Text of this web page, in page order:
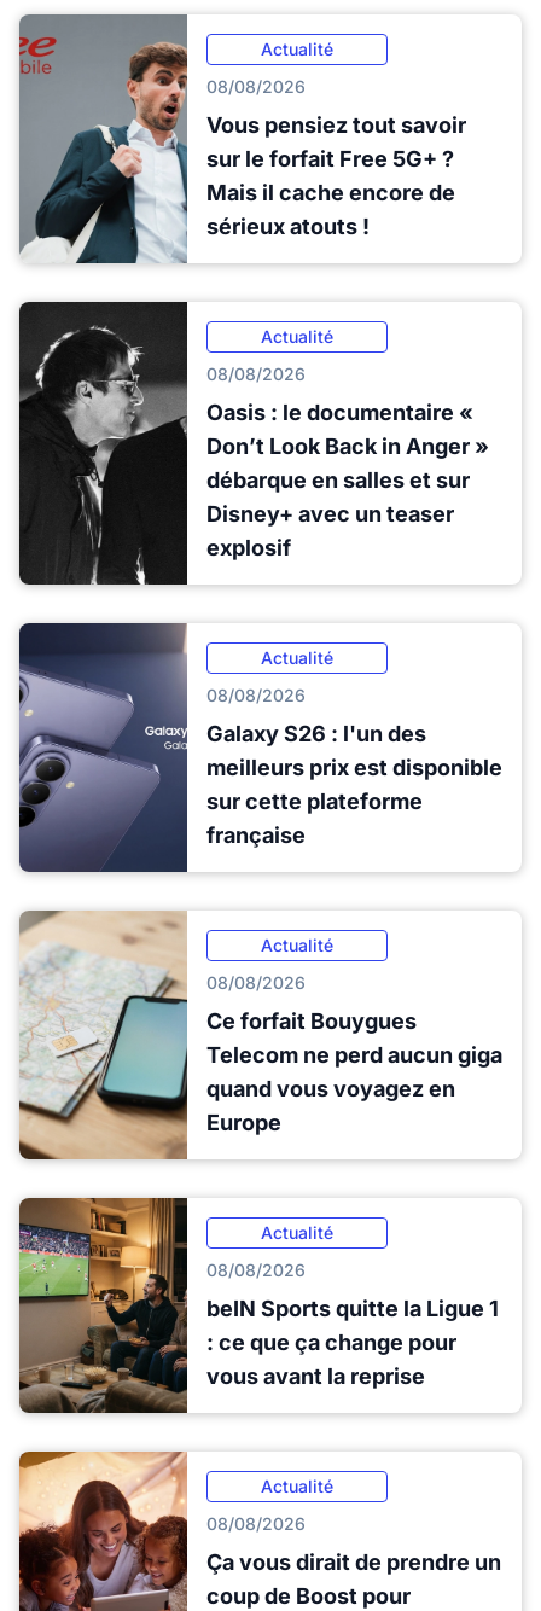
Actualité
08/08/2026
Vous pensiez tout savoir
sur le forfait Free 5G+ ?
Mais il cache encore de
sérieux atouts !
Actualité
08/08/2026
Oasis : le documentaire «
Don’t Look Back in Anger »
débarque en salles et sur
Disney+ avec un teaser
explosif
Actualité
08/08/2026
Galaxy S26 : l'un des
meilleurs prix est disponible
sur cette plateforme
française
Actualité
08/08/2026
Ce forfait Bouygues
Telecom ne perd aucun giga
quand vous voyagez en
Europe
Actualité
08/08/2026
beIN Sports quitte la Ligue 1
: ce que ça change pour
vous avant la reprise
Actualité
08/08/2026
Ça vous dirait de prendre un
coup de Boost pour